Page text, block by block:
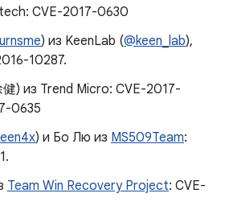
CVE-2017-0630
) из KeenLab (@keen_lab),
10287.
) из Trend Micro: CVE-2017-
0635
) и Бо Лю из MS509Team:
Team Win Recovery Project: CVE-